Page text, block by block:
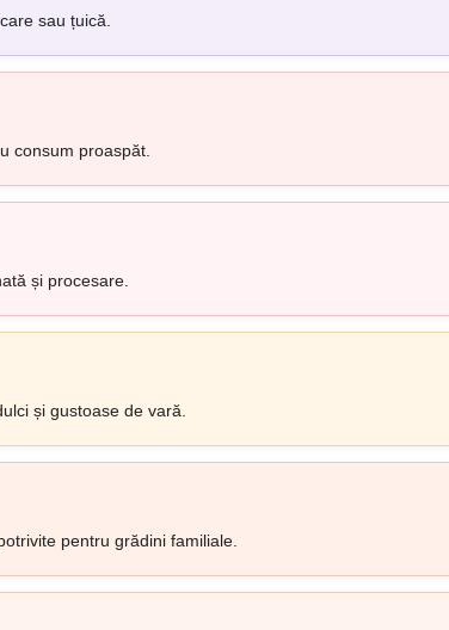
sau țuică.
consum proaspăt.
și procesare.
și gustoase de vară.
pentru grădini familiale.